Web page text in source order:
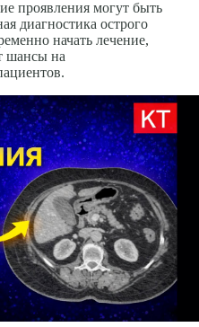
проявления могут быть
диагностика острого
начать лечение,
шансы на